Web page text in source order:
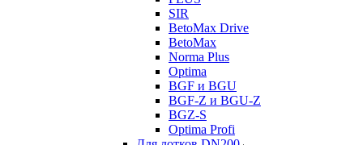
SIR
BetoMax Drive
BetoMax
Norma Plus
Optima
BGF и BGU
BGF-Z и BGU-Z
BGZ-S
Optima Profi